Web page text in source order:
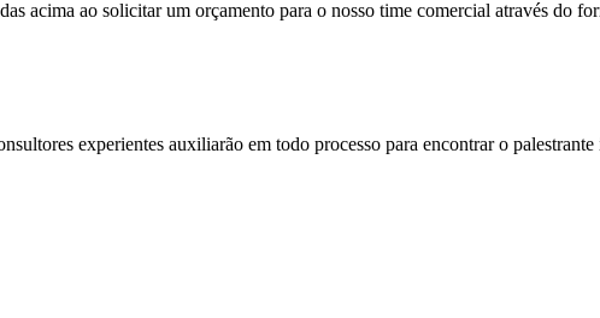
acima ao solicitar um orçamento para o nosso time comercial através do
experientes auxiliarão em todo processo para encontrar o palestrante